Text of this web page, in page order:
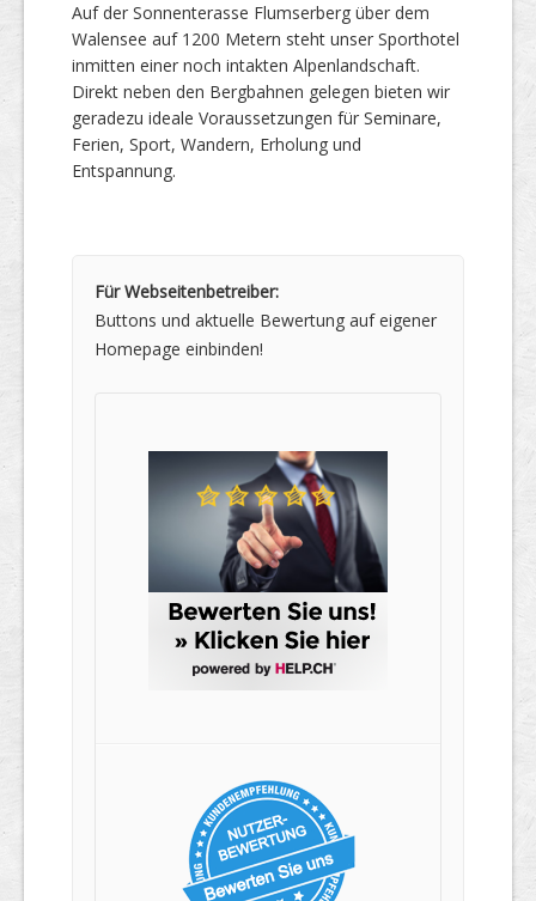
Auf der Sonnenterasse Flumserberg über dem
Walensee auf 1200 Metern steht unser Sporthotel
inmitten einer noch intakten Alpenlandschaft.
Direkt neben den Bergbahnen gelegen bieten wir
geradezu ideale Voraussetzungen für Seminare,
Ferien, Sport, Wandern, Erholung und
Entspannung.
Für Webseitenbetreiber:
Buttons und aktuelle Bewertung auf eigener
Homepage einbinden!